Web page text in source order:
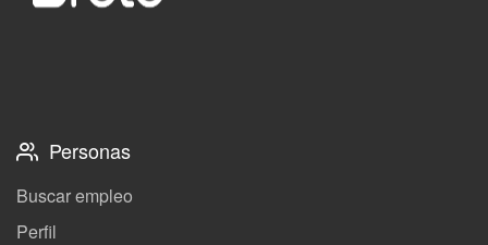
Personas
Buscar empleo
Perfil